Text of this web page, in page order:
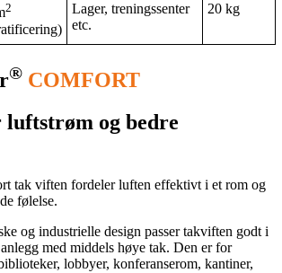
2
Lager, treningssenter
etc.
20 kg
® COMFORT
og bedre
tak viften fordeler luften effektivt i et rom og
følelse.
og industrielle design passer takviften godt i
med middels høye tak. Den er for
lobbyer, konferanserom, kantiner,